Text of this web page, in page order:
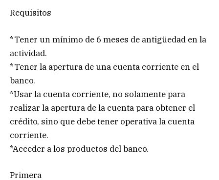
Requisitos
*Tener un mínimo de 6 meses de antigüedad en la
actividad.
*Tener la apertura de una cuenta corriente en el
banco.
*Usar la cuenta corriente, no solamente para
realizar la apertura de la cuenta para obtener el
crédito, sino que debe tener operativa la cuenta
corriente.
*Acceder a los productos del banco.
Primera